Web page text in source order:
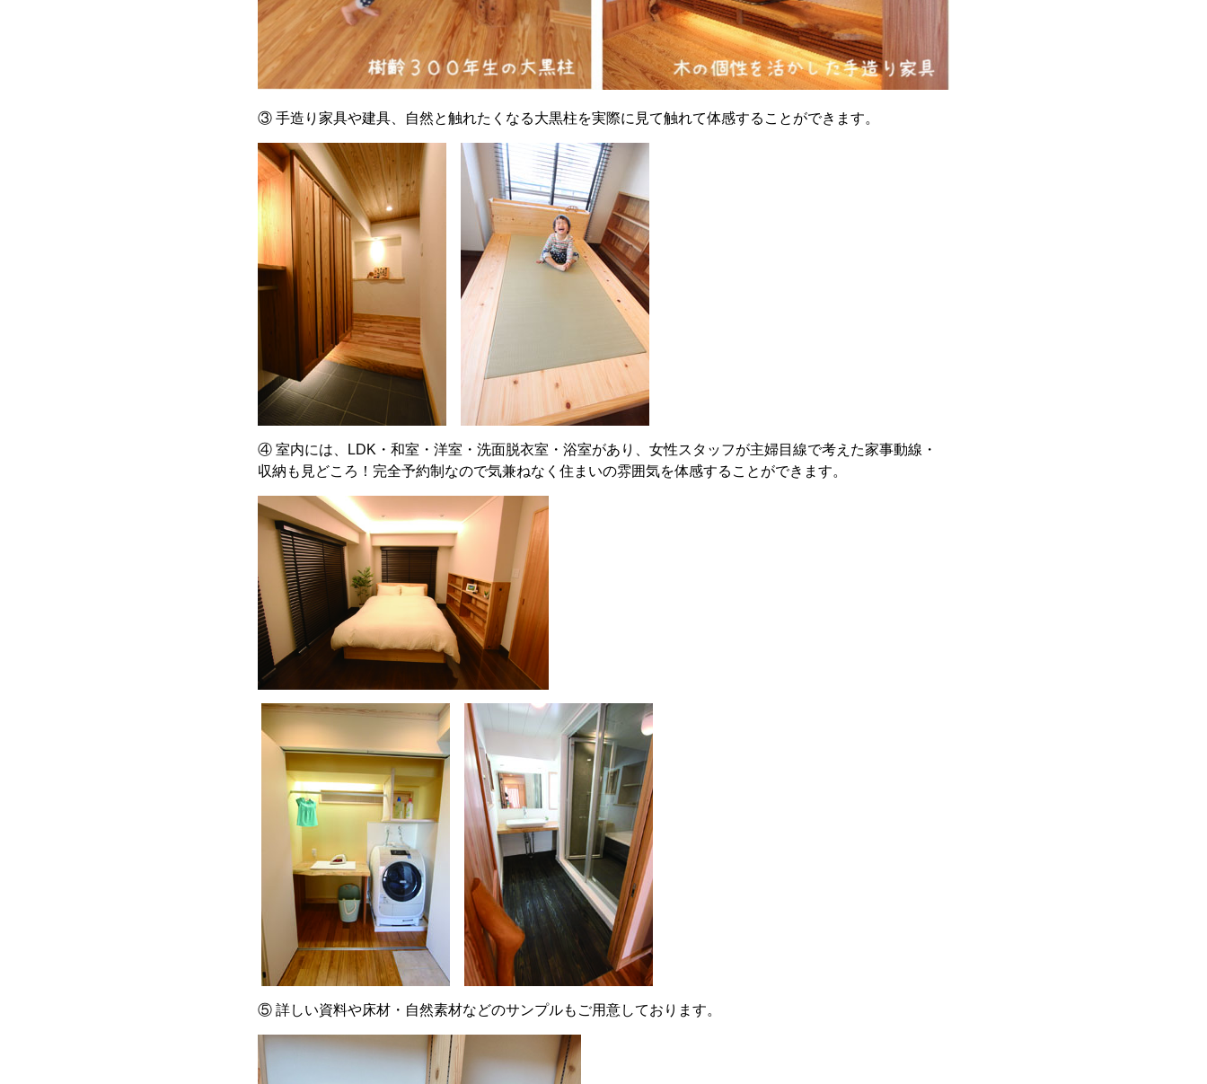
③ 手造り家具や建具、自然と触れたくなる大黒柱を実際に見て触れて体感することができます。
④ 室内には、LDK・和室・洋室・洗面脱衣室・浴室があり、女性スタッフが主婦目線で考えた家事動線・
収納も見どころ！完全予約制なので気兼ねなく住まいの雰囲気を体感することができます。
⑤ 詳しい資料や床材・自然素材などのサンプルもご用意しております。